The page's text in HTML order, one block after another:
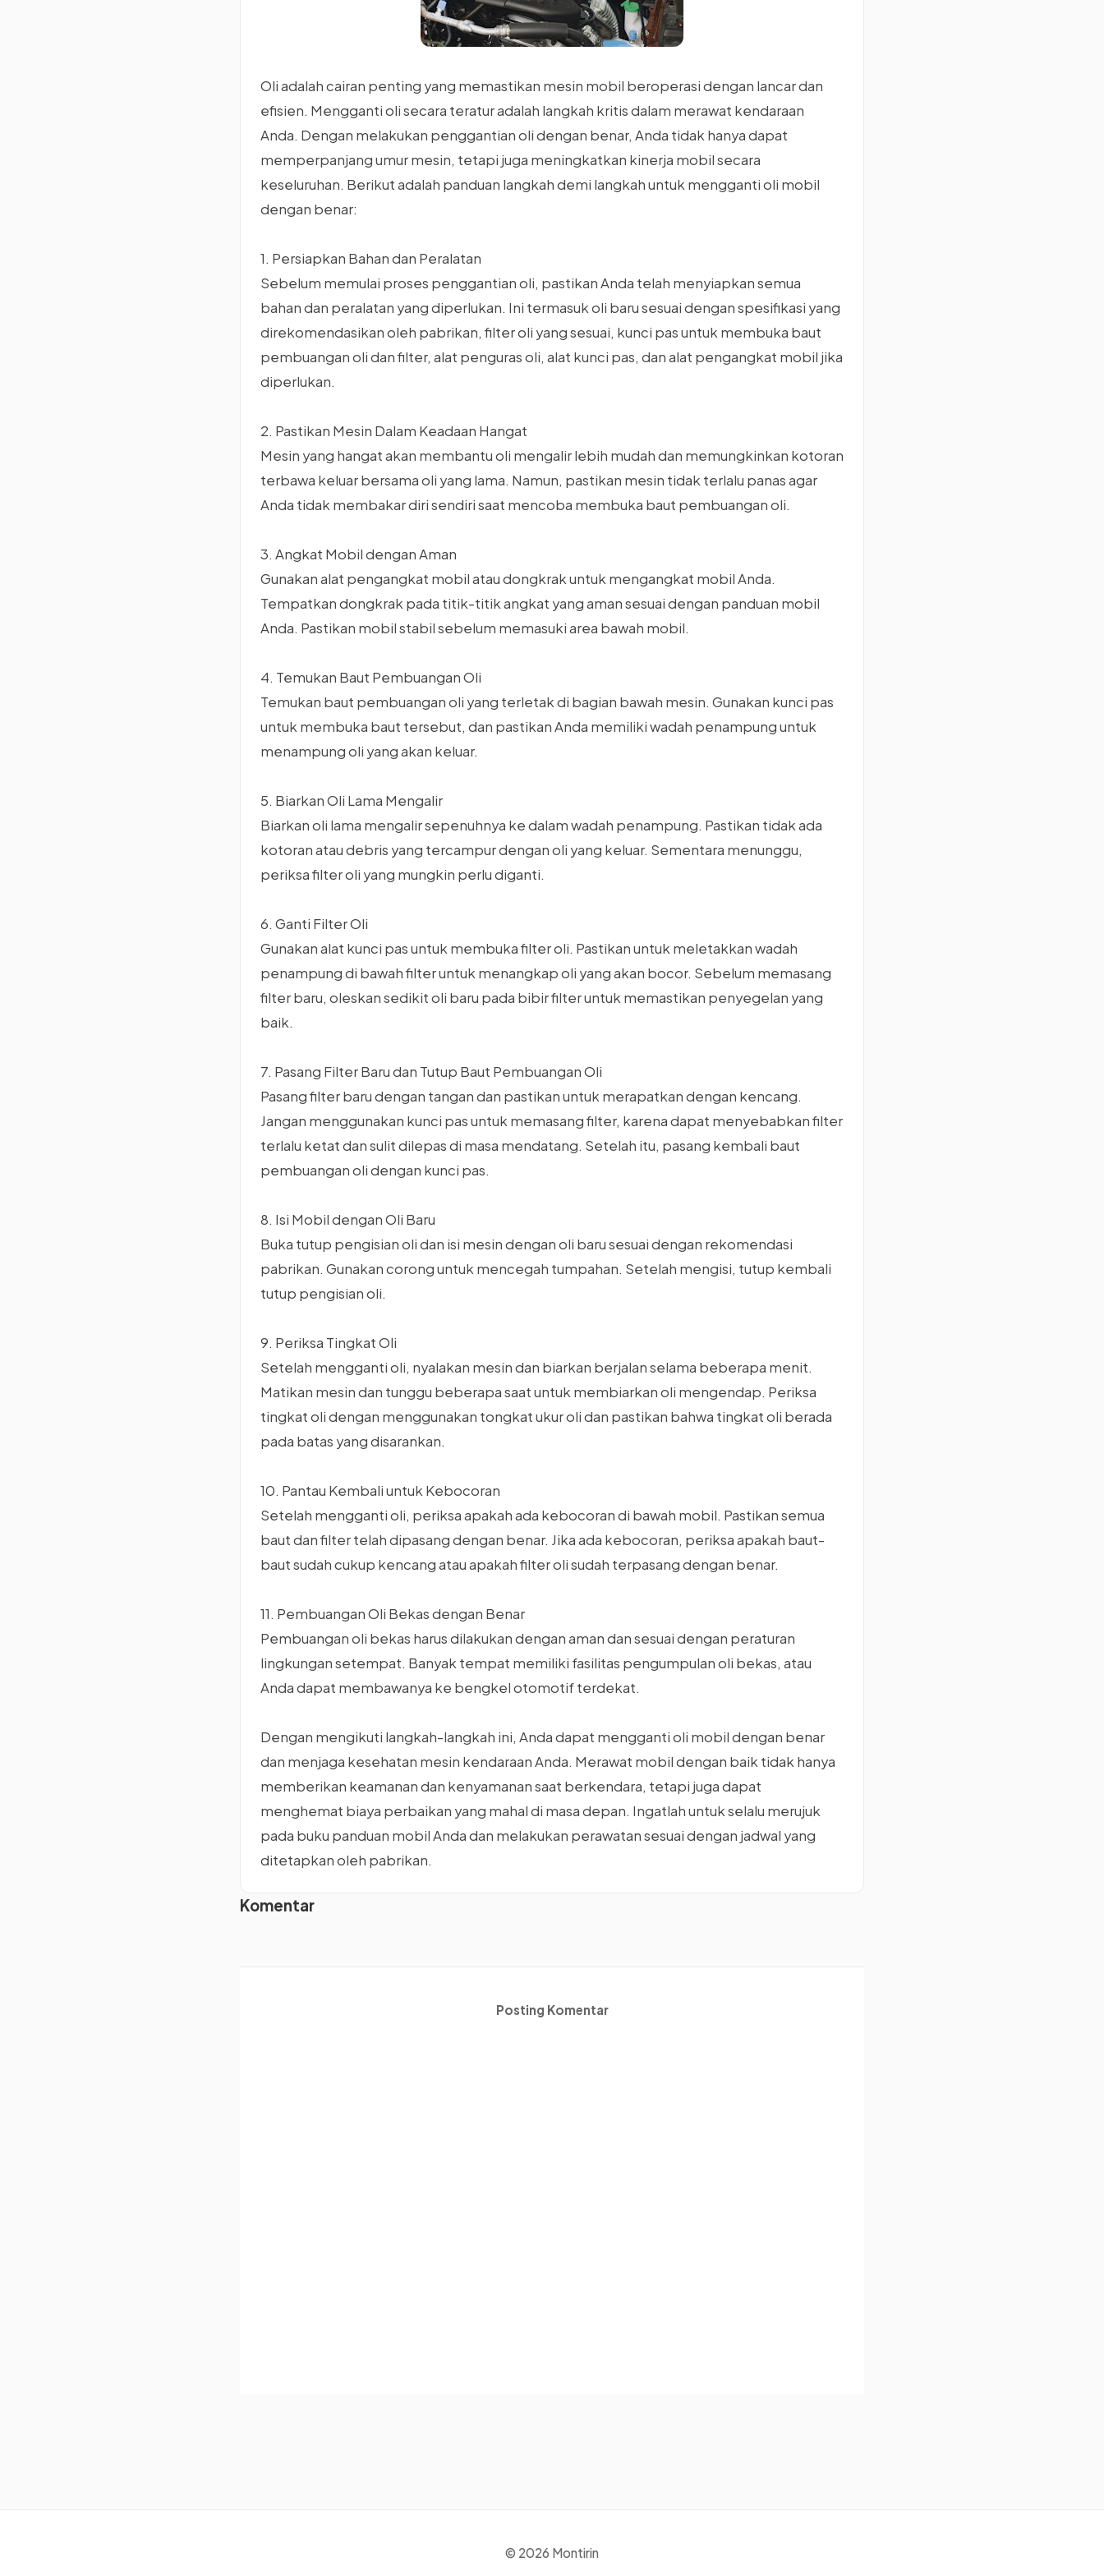
Oli adalah cairan penting yang memastikan mesin mobil beroperasi dengan lancar dan
efisien. Mengganti oli secara teratur adalah langkah kritis dalam merawat kendaraan
Anda. Dengan melakukan penggantian oli dengan benar, Anda tidak hanya dapat
memperpanjang umur mesin, tetapi juga meningkatkan kinerja mobil secara
keseluruhan. Berikut adalah panduan langkah demi langkah untuk mengganti oli mobil
dengan benar:
1. Persiapkan Bahan dan Peralatan
Sebelum memulai proses penggantian oli, pastikan Anda telah menyiapkan semua
bahan dan peralatan yang diperlukan. Ini termasuk oli baru sesuai dengan spesifikasi yang
direkomendasikan oleh pabrikan, filter oli yang sesuai, kunci pas untuk membuka baut
pembuangan oli dan filter, alat penguras oli, alat kunci pas, dan alat pengangkat mobil jika
diperlukan.
2. Pastikan Mesin Dalam Keadaan Hangat
Mesin yang hangat akan membantu oli mengalir lebih mudah dan memungkinkan kotoran
terbawa keluar bersama oli yang lama. Namun, pastikan mesin tidak terlalu panas agar
Anda tidak membakar diri sendiri saat mencoba membuka baut pembuangan oli.
3. Angkat Mobil dengan Aman
Gunakan alat pengangkat mobil atau dongkrak untuk mengangkat mobil Anda.
Tempatkan dongkrak pada titik-titik angkat yang aman sesuai dengan panduan mobil
Anda. Pastikan mobil stabil sebelum memasuki area bawah mobil.
4. Temukan Baut Pembuangan Oli
Temukan baut pembuangan oli yang terletak di bagian bawah mesin. Gunakan kunci pas
untuk membuka baut tersebut, dan pastikan Anda memiliki wadah penampung untuk
menampung oli yang akan keluar.
5. Biarkan Oli Lama Mengalir
Biarkan oli lama mengalir sepenuhnya ke dalam wadah penampung. Pastikan tidak ada
kotoran atau debris yang tercampur dengan oli yang keluar. Sementara menunggu,
periksa filter oli yang mungkin perlu diganti.
6. Ganti Filter Oli
Gunakan alat kunci pas untuk membuka filter oli. Pastikan untuk meletakkan wadah
penampung di bawah filter untuk menangkap oli yang akan bocor. Sebelum memasang
filter baru, oleskan sedikit oli baru pada bibir filter untuk memastikan penyegelan yang
baik.
7. Pasang Filter Baru dan Tutup Baut Pembuangan Oli
Pasang filter baru dengan tangan dan pastikan untuk merapatkan dengan kencang.
Jangan menggunakan kunci pas untuk memasang filter, karena dapat menyebabkan filter
terlalu ketat dan sulit dilepas di masa mendatang. Setelah itu, pasang kembali baut
pembuangan oli dengan kunci pas.
8. Isi Mobil dengan Oli Baru
Buka tutup pengisian oli dan isi mesin dengan oli baru sesuai dengan rekomendasi
pabrikan. Gunakan corong untuk mencegah tumpahan. Setelah mengisi, tutup kembali
tutup pengisian oli.
9. Periksa Tingkat Oli
Setelah mengganti oli, nyalakan mesin dan biarkan berjalan selama beberapa menit.
Matikan mesin dan tunggu beberapa saat untuk membiarkan oli mengendap. Periksa
tingkat oli dengan menggunakan tongkat ukur oli dan pastikan bahwa tingkat oli berada
pada batas yang disarankan.
10. Pantau Kembali untuk Kebocoran
Setelah mengganti oli, periksa apakah ada kebocoran di bawah mobil. Pastikan semua
baut dan filter telah dipasang dengan benar. Jika ada kebocoran, periksa apakah baut-
baut sudah cukup kencang atau apakah filter oli sudah terpasang dengan benar.
11. Pembuangan Oli Bekas dengan Benar
Pembuangan oli bekas harus dilakukan dengan aman dan sesuai dengan peraturan
lingkungan setempat. Banyak tempat memiliki fasilitas pengumpulan oli bekas, atau
Anda dapat membawanya ke bengkel otomotif terdekat.
Dengan mengikuti langkah-langkah ini, Anda dapat mengganti oli mobil dengan benar
dan menjaga kesehatan mesin kendaraan Anda. Merawat mobil dengan baik tidak hanya
memberikan keamanan dan kenyamanan saat berkendara, tetapi juga dapat
menghemat biaya perbaikan yang mahal di masa depan. Ingatlah untuk selalu merujuk
pada buku panduan mobil Anda dan melakukan perawatan sesuai dengan jadwal yang
ditetapkan oleh pabrikan.
Komentar
Posting Komentar
© 2026 Montirin